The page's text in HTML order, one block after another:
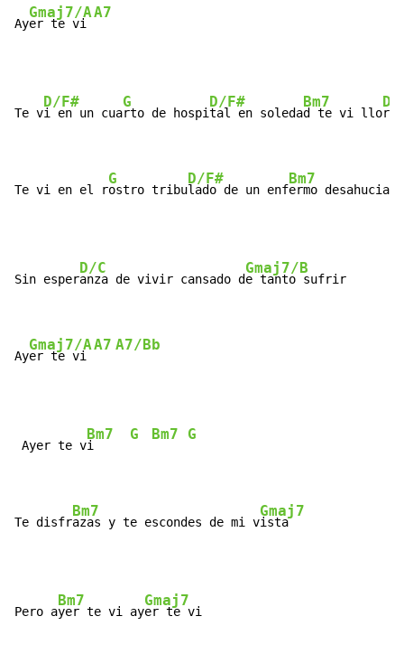
Ay
Gmaj7/A
er te vi
A7
Te v
D/F#
i en un cua
G
rto de hospi
D/F#
tal en soleda
Bm7
d te vi llorar
Te vi en el r
G
ostro tribu
D/F#
lado de un enf
Bm7
ermo desahuciado
Sin esper
D/C
anza de vivir cansado d
Gmaj7/B
e tanto sufrir
Ay
Gmaj7/A
er te vi
A7 A7/Bb
Ayer te v
Bm7
i
G Bm7 G
Te disfr
Bm7
azas y te escondes de mi v
Gmaj7
ista
Pero a
Bm7
yer te vi ay
Gmaj7
er te vi